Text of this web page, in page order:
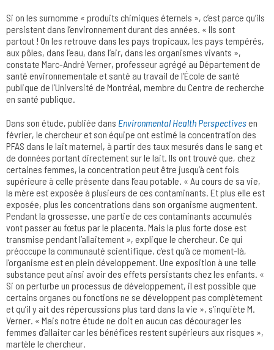
Si on les surnomme « produits chimiques éternels », c’est parce qu’ils
persistent dans l’environnement durant des années. « Ils sont
partout ! On les retrouve dans les pays tropicaux, les pays tempérés,
aux pôles, dans l’eau, dans l’air, dans les organismes vivants »,
constate Marc-André Verner, professeur agrégé au Département de
santé environnementale et santé au travail de l’École de santé
publique de l’Université de Montréal, membre du Centre de recherche
en santé publique.
Dans son étude, publiée dans Environmental Health Perspectivesen
février, le chercheur et son équipe ont estimé la concentration des
PFAS dans le lait maternel, à partir des taux mesurés dans le sang et
de données portant directement sur le lait. Ils ont trouvé que, chez
certaines femmes, la concentration peut être jusqu’à cent fois
supérieure à celle présente dans l’eau potable. « Au cours de sa vie,
la mère est exposée à plusieurs de ces contaminants. Et plus elle est
exposée, plus les concentrations dans son organisme augmentent.
Pendant la grossesse, une partie de ces contaminants accumulés
vont passer au fœtus par le placenta. Mais la plus forte dose est
transmise pendant l’allaitement », explique le chercheur. Ce qui
préoccupe la communauté scientifique, c’est qu’à ce moment-là,
l’organisme est en plein développement. Une exposition à une telle
substance peut ainsi avoir des effets persistants chez les enfants. «
Si on perturbe un processus de développement, il est possible que
certains organes ou fonctions ne se développent pas complètement
et qu’il y ait des répercussions plus tard dans la vie », s’inquiète M.
Verner. « Mais notre étude ne doit en aucun cas décourager les
femmes d’allaiter car les bénéfices restent supérieurs aux risques »,
martèle le chercheur.